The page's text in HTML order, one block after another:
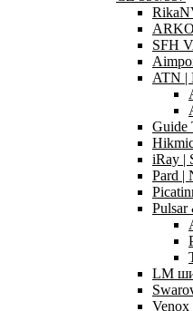
SFH
ATN |
Guide
iRay |
Pard |
Pulsar
LM
Venox